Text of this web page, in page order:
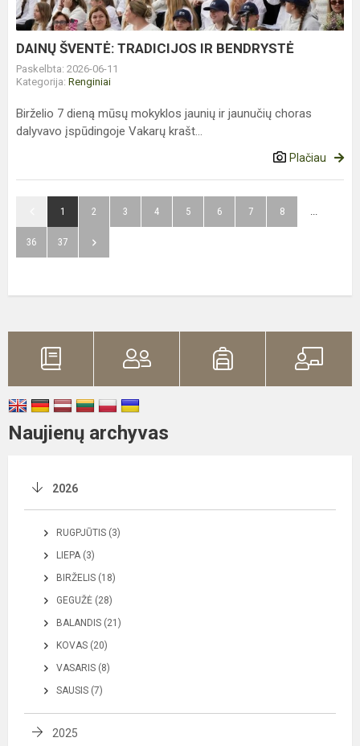
DAINŲ ŠVENTĖ: TRADICIJOS IR BENDRYSTĖ
Paskelbta: 2026-06-11
Kategorija: Renginiai
Birželio 7 dieną mūsų mokyklos jaunių ir jaunučių choras
dalyvavo įspūdingoje Vakarų krašt...
Plačiau
1 2 3 4 5 6 7 8 ...
36 37
Naujienų archyvas
2026
RUGPJŪTIS (3)
LIEPA (3)
BIRŽELIS (18)
GEGUŽĖ (28)
BALANDIS (21)
KOVAS (20)
VASARIS (8)
SAUSIS (7)
2025